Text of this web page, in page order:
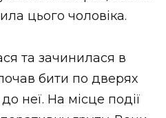
цього чоловіка.
та зачинилася в
бити по дверях
неї. На місце події